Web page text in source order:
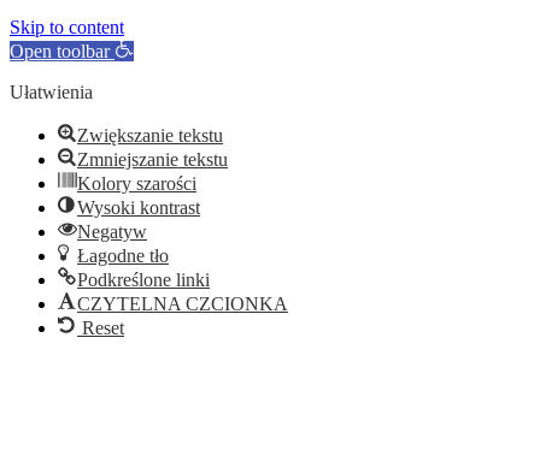
Skip to content
Open toolbar
Ułatwienia
Zwiększanie tekstu
Zmniejszanie tekstu
Kolory szarości
Wysoki kontrast
Negatyw
Łagodne tło
Podkreślone linki
CZYTELNA CZCIONKA
Reset